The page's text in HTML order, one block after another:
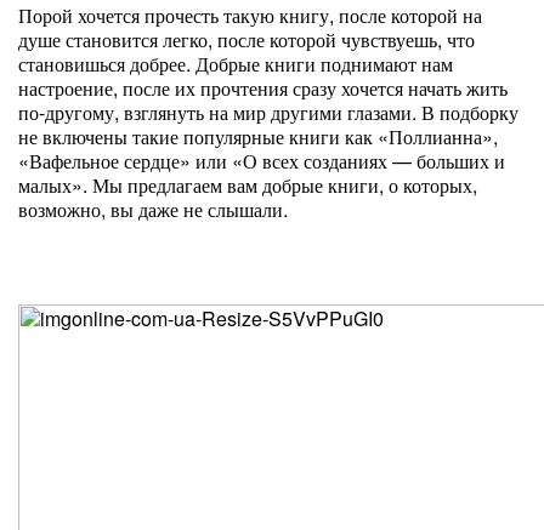
Порой хочется прочесть такую книгу, после которой на
душе становится легко, после которой чувствуешь, что
становишься добрее. Добрые книги поднимают нам
настроение, после их прочтения сразу хочется начать жить
по-другому, взглянуть на мир другими глазами. В подборку
не включены такие популярные книги как «Поллианна»,
«Вафельное сердце» или «О всех созданиях — больших и
малых». Мы предлагаем вам добрые книги, о которых,
возможно, вы даже не слышали.